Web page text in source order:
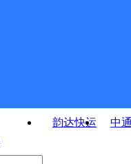
韵达快运
中